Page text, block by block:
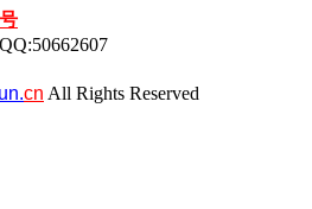
cn All Rights Reserved